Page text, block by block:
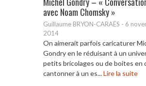
avec Noam Chomsky »
Guillaume BRYON-CARAËS - 6
2014
On aimerait parfois caricaturer
Gondry en le réduisant à un
petits bricolages ou de boites en
cantonner à un es...Lire la suite